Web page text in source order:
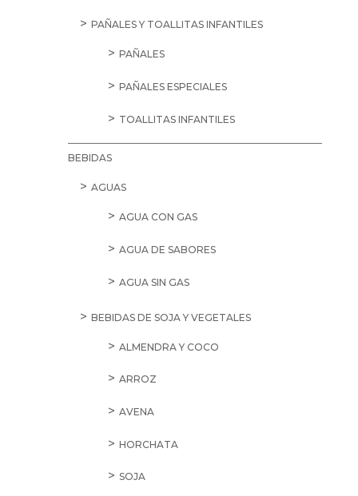
PAÑALES Y TOALLITAS INFANTILES
PAÑALES
PAÑALES ESPECIALES
TOALLITAS INFANTILES
BEBIDAS
AGUAS
AGUA CON GAS
AGUA DE SABORES
AGUA SIN GAS
BEBIDAS DE SOJA Y VEGETALES
ALMENDRA Y COCO
ARROZ
AVENA
HORCHATA
SOJA